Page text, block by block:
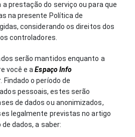
prestação do serviço ou para que
na presente Política de
considerando os direitos dos
controladores.
serão mantidos enquanto a
você e aEspaço Info
Findado o período de
pessoais, estes serão
de dados ou anonimizados,
legalmente previstas no artigo
dados, a saber: